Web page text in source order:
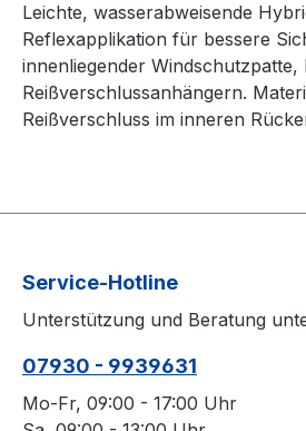
Leichte, wasserabweisende
Reflexapplikation für bessere
innenliegender
Reißverschlussanhängern.
Reißverschluss im inneren
Service-Hotline
Unterstützung und Beratung
07930 - 9939631
Mo-Fr, 09:00 - 17:00 Uhr